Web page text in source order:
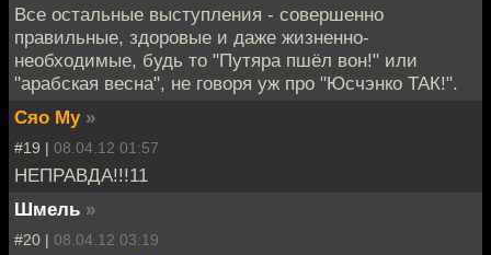
Все остальные выступления - совершенно
правильные, здоровые и даже жизненно-
необходимые, будь то "Путяра пшёл вон!" или
"арабская весна", не говоря уж про "Юсчэнко ТАК!".
Сяо Му »
#19 | 08.04.12 01:57
НЕПРАВДА!!!11
Шмель »
#20 | 08.04.12 03:19